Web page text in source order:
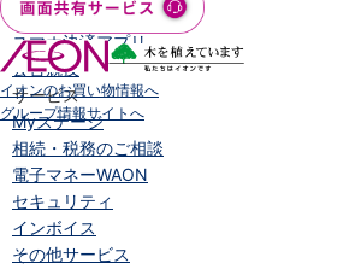
WEB即時決済サービス
スマホ決済アプリ
公営競技
サービス
Myステージ
相続・税務のご相談
電子マネーWAON
セキュリティ
インボイス
その他サービス
イオンのお買い物情報へ
グループ情報サイトへ